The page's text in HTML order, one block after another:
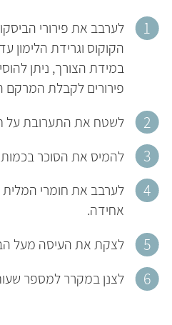
לערבב את פירורי
הקוקוס וגרידת הלימון
במידת הצורך, ניתן
פירורים לקבלת המרקם
לשטח את התערובת על
להמיס את הסוכר
לערבב את חומרי
אחידה.
לצקת את העיסה מעל
לצנן במקרר למספר